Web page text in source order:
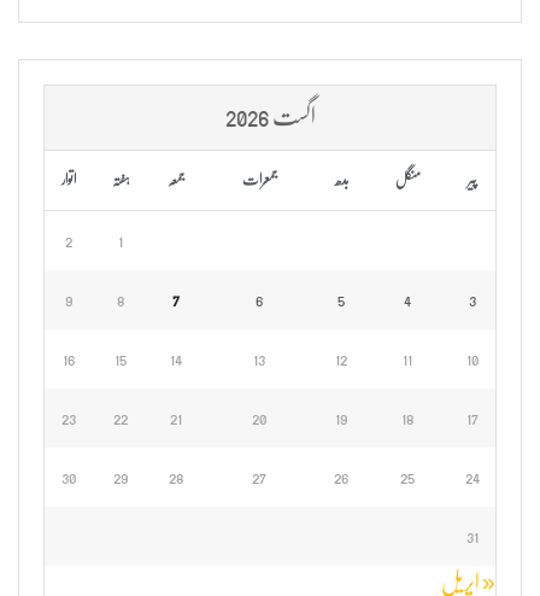
اگست 2026
پیر منگل بدھ جمعرات جمعہ ہفتہ اتوار
1
2
3
4
5
6
7
8
9
10
11
12
13
14
15
16
17
18
19
20
21
22
23
24
25
26
27
28
29
30
31
« اپریل